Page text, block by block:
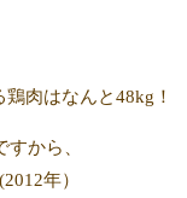
肉はなんと48kg！
すから、
年）